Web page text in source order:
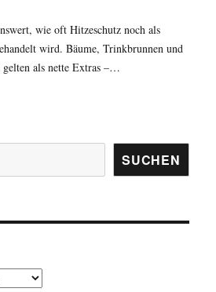
wie oft Hitzeschutz noch als
wird. Bäume, Trinkbrunnen und
gelten als nette Extras –…
SUCHEN